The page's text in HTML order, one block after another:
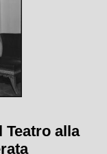
Teatro alla